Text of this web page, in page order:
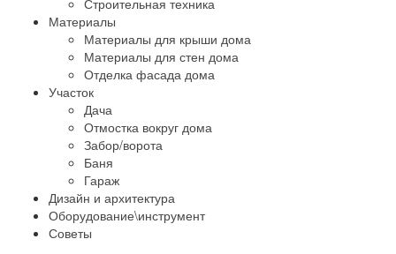
Строительная техника
Материалы
Материалы для крыши дома
Материалы для стен дома
Отделка фасада дома
Участок
Дача
Отмостка вокруг дома
Забор/ворота
Баня
Гараж
Дизайн и архитектура
Оборудование\инструмент
Советы